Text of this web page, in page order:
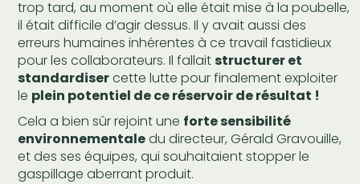
trop tard, au moment où elle était mise à la poubelle,
il était difficile d’agir dessus. Il y avait aussi des
erreurs humaines inhérentes à ce travail fastidieux
pour les collaborateurs. Il fallait structurer et
standardisercette lutte pour finalement exploiter
le plein potentiel de ce réservoir de résultat !
Cela a bien sûr rejoint une forte sensibilité
environnementaledu directeur, Gérald Gravouille,
et des ses équipes, qui souhaitaient stopper le
gaspillage aberrant produit.